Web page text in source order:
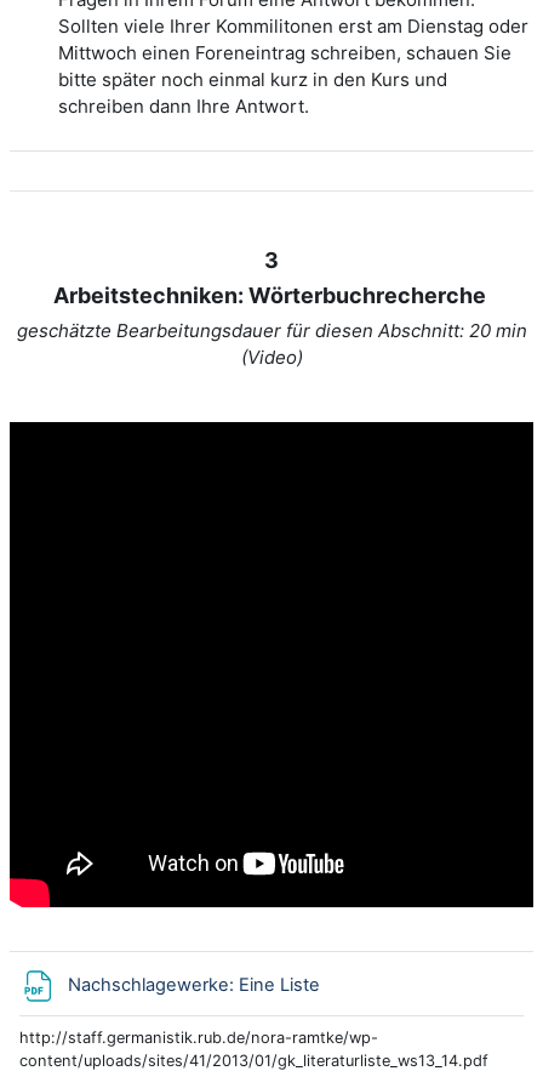
Sollten viele Ihrer Kommilitonen erst am Dienstag oder
Mittwoch einen Foreneintrag schreiben, schauen Sie
bitte später noch einmal kurz in den Kurs und
schreiben dann Ihre Antwort.
3
Arbeitstechniken: Wörterbuchrecherche
geschätzte Bearbeitungsdauer für diesen Abschnitt: 20 min
(Video)
Nachschlagewerke: Eine Liste
http://staff.germanistik.rub.de/nora-ramtke/wp-
content/uploads/sites/41/2013/01/gk_literaturliste_ws13_14.pdf